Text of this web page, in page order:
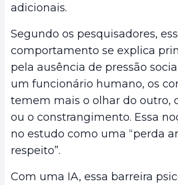
adicionais.
Segundo os pesquisadores,
comportamento se explica
pela ausência de pressão
um funcionário humano, os
temem mais o olhar do outro,
ou o constrangimento. Essa
no estudo como uma “perda
respeito”.
Com uma IA, essa barreira